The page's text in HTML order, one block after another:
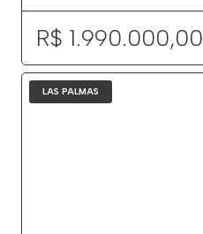
R$ 1.990.000,00
LAS PALMAS